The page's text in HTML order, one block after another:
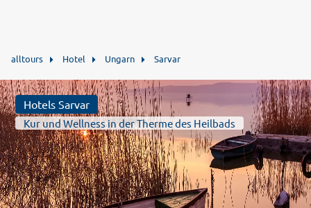
alltours Hotel Ungarn Sarvar
Hotels Sarvar
Kur und Wellness in der Therme des Heilbads